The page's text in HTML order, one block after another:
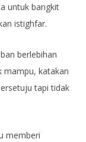
untuk bangkit
istighfar.
berlebihan
mampu, katakan
tapi tidak
memberi